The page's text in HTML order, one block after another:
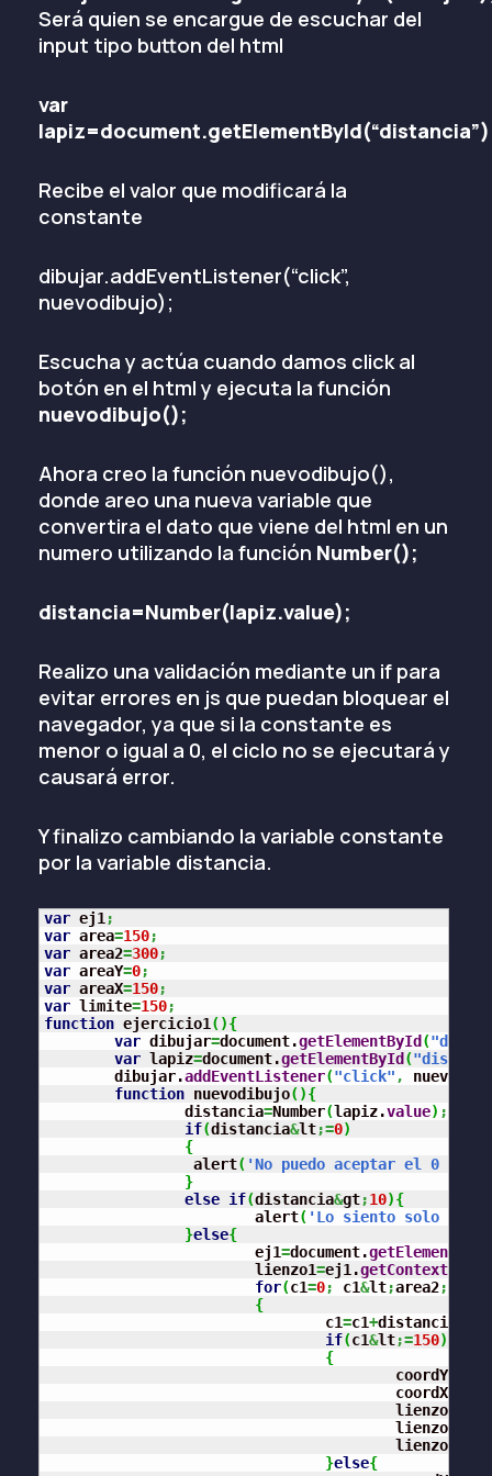
Será quien se encargue de escuchar del
input tipo button del html
var
Recibe el valor que modificará la
constante
dibujar.addEventListener(“click”,
nuevodibujo);
Escucha y actúa cuando damos click al
botón en el html y ejecuta la función
nuevodibujo();
Ahora creo la función nuevodibujo(),
donde areo una nueva variable que
convertira el dato que viene del html en un
numero utilizando la función Number();
distancia=Number(lapiz.value);
Realizo una validación mediante un if para
evitar errores en js que puedan bloquear el
navegador, ya que si la constante es
menor o igual a 0, el ciclo no se ejecutará y
causará error.
Y finalizo cambiando la variable constante
por la variable distancia.
var ej1 ;
var area=150;
var area2=300;
var areaY=0;
var areaX=150;
var limite=150;
function ejercicio1 ( ){
var dibujar=document.getElementById (
var lapiz=document.getElementById (
	dibujar.
addEventListener("click" ,
function nuevodibujo( ){
		distancia
=Number(lapiz.value) ;
if(distancia&lt;=0)
{
                 alert
( 'No puedo aceptar el 0 o
}
else if(distancia&gt;10){
			alert
( 'Lo siento solo
}else{
			ej1
=document.getElementById
			lienzo1
=ej1.getContext
for(c1=0; c1&lt;area2;
{
				c1
=c1+distancia
if(c1&lt;=150)
{
		 			coordY
					coordX
					lienzo1.
					lienzo1.
					lienzo1.
}else{